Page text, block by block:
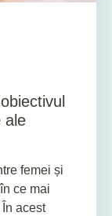
ale
femei și
ce mai
acest